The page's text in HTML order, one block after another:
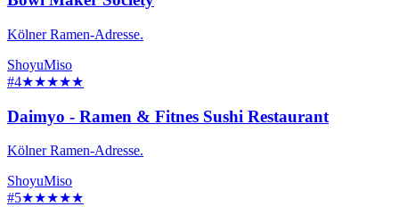
Kölner Ramen-Adresse.
ShoyuMiso
#4★★★★★
Daimyo - Ramen & Fitnes Sushi Restaurant
Kölner Ramen-Adresse.
ShoyuMiso
#5★★★★★